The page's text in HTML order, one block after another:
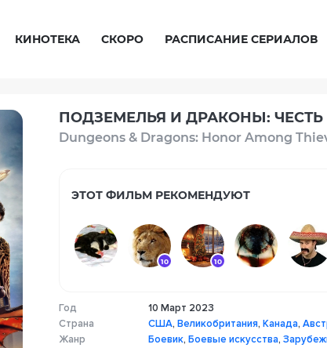
КИНОТЕКА СКОРО РАСПИСАНИЕ СЕРИАЛОВ
ПОДЗЕМЕЛЬЯ И ДРАКОНЫ: ЧЕСТЬ
Dungeons & Dragons: Honor Among
ЭТОТ ФИЛЬМ РЕКОМЕНДУЮТ
10 10
Год
Страна
Жанр
10 Март 2023
США,Великобритания,Канада,
Боевик,Боевые искусства,